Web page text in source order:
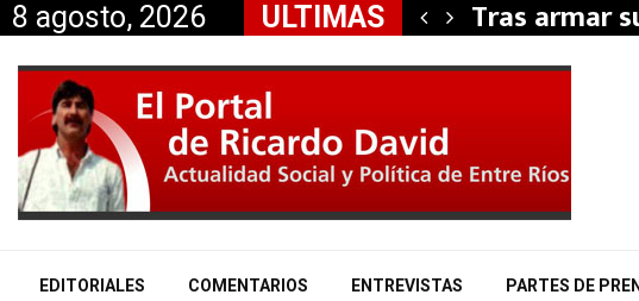
8 agosto, 2026 ULTIMAS
de Luz y… Tras armar
EDITORIALES COMENTARIOS ENTREVISTAS PARTES DE